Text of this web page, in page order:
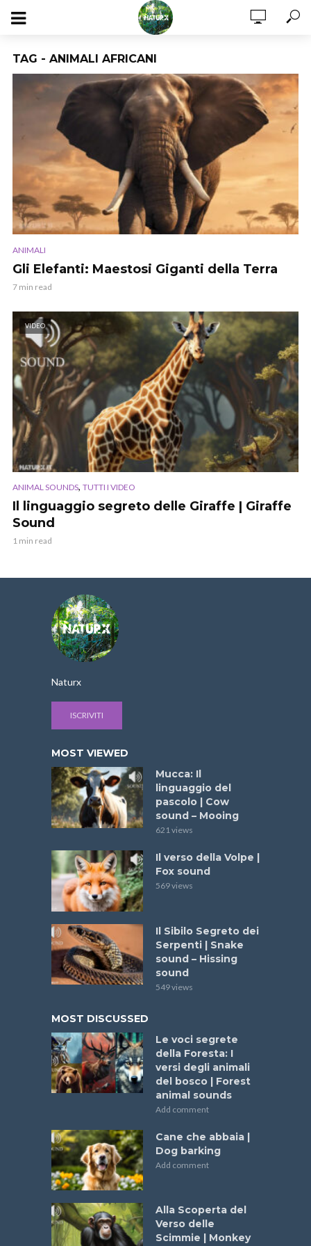
TAG - ANIMALI AFRICANI
ANIMALI
Gli Elefanti: Maestosi Giganti della Terra
7 min read
VIDEO
ANIMAL SOUNDS, TUTTI I VIDEO
Il linguaggio segreto delle Giraffe | Giraffe
Sound
1 min read
Naturx
ISCRIVITI
MOST VIEWED
Mucca: Il
linguaggio del
pascolo | Cow
sound – Mooing
621 views
Il verso della Volpe |
Fox sound
569 views
Il Sibilo Segreto dei
Serpenti | Snake
sound – Hissing
sound
549 views
MOST DISCUSSED
Le voci segrete
della Foresta: I
versi degli animali
del bosco | Forest
animal sounds
Add comment
Cane che abbaia |
Dog barking
Add comment
Alla Scoperta del
Verso delle
Scimmie | Monkey